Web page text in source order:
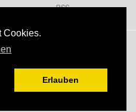
Cookies.
Erlauben
RSS
vorbehalten.